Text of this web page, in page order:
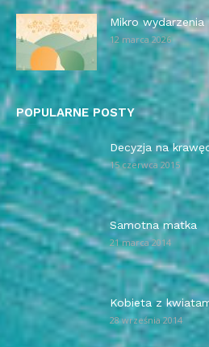
Mikro
12 marca 2026
POPULARNE POSTY
Decyzja na
15 czerwca 2015
Samotna matka
21 marca 2014
Kobieta z
28 września 2014